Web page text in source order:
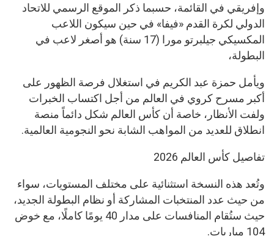
وإفريقي في القائمة، حسبما ذكر الموقع الرسمي للاتحاد
الدولي لكرة القدم «فيفا» في حين سيكون اللاعب
المكسيكي جيلبرتو مورا (17 سنة) هو أصغر لاعب في
البطولة،
ويأمل حمزة عبد الكريم في استغلال فرصة الظهور على
أكبر مسرح كروي في العالم من أجل اكتساب الخبرات
ولفت الأنظار، خاصة أن كأس العالم شكل دائماً منصة
انطلاق للعديد من المواهب الشابة نحو النجومية العالمية.
تفاصيل كأس العالم 2026
وتُعد هذه النسخة استثنائية على مختلف المستويات، سواء
من حيث عدد المنتخبات المشاركة أو نظام البطولة الجديد،
حيث ستُقام المنافسات على مدار 40 يومًا كاملًا، مع خوض
104 مباريات.